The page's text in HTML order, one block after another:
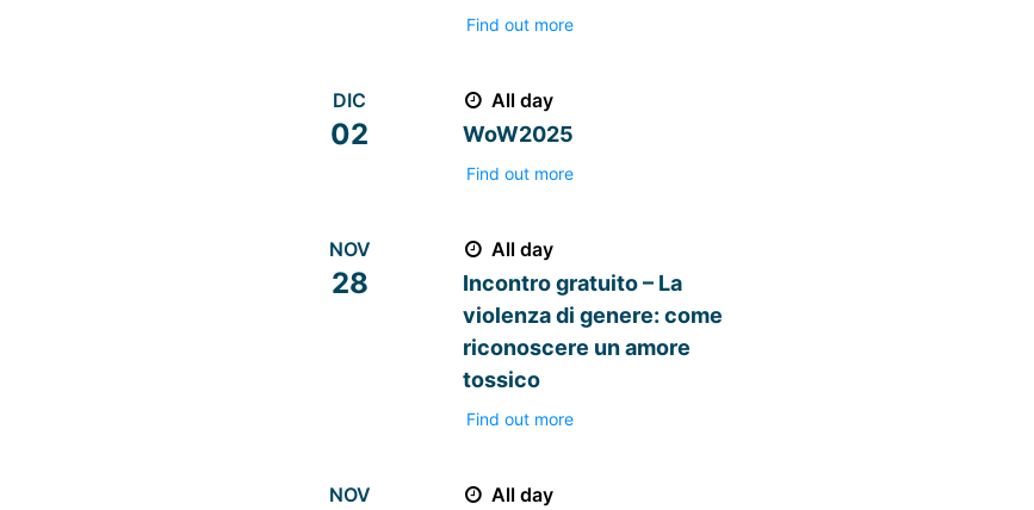
Find out more
DIC
02
All day
WoW2025
Find out more
NOV
28
All day
Incontro gratuito – La
violenza di genere: come
riconoscere un amore
tossico
Find out more
NOV All day